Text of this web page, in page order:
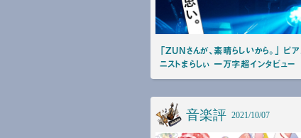
「ZUNさんが、素晴らしいから。」 ピ
ニストまらしぃ 一万字超インタビュー
音楽評 2021/10/07